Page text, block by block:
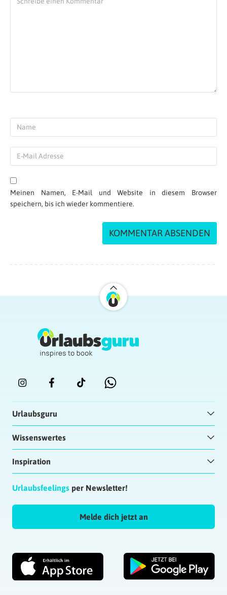
Meinen Namen, E-Mail und Website in diesem Browser
speichern, bis ich wieder kommentiere.
Urlaubsguru
Wissenswertes
Inspiration
Urlaubsfeelings per Newsletter!
Melde dich jetzt an